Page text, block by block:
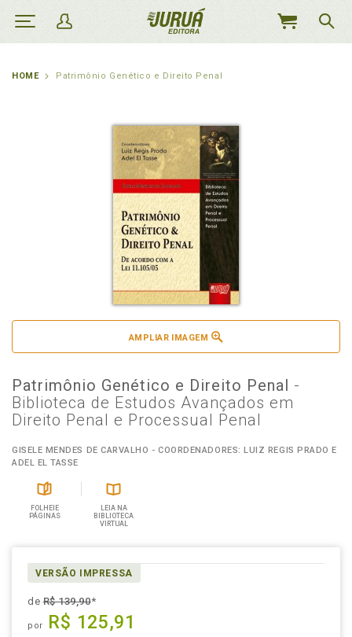
MEU
HOME Patrimônio Genético e Direito Penal
AMPLIAR IMAGEM
Patrimônio Genético e Direito Penal -
Biblioteca de Estudos Avançados em
Direito Penal e Processual Penal
GISELE MENDES DE CARVALHO - COORDENADORES: LUIZ REGIS PRADO E
ADEL EL TASSE
FOLHEIE
PÁGINAS
LEIA NA
BIBLIOTECA
VIRTUAL
VERSÃO IMPRESSA
deR$ 139,90*
por R$ 125,91